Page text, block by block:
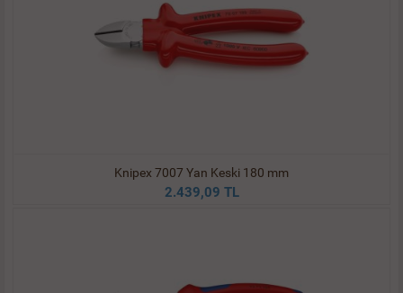
Knipex 7007 Yan Keski 180 mm
2.439,09 TL